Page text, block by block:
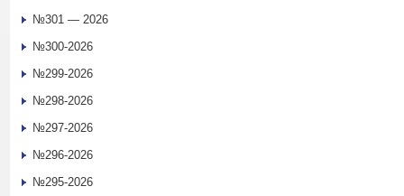
№301 — 2026
№300-2026
№299-2026
№298-2026
№297-2026
№296-2026
№295-2026